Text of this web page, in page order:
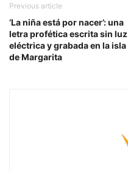
Previous article
‘La niña está por nacer’: una
letra profética escrita sin luz
eléctrica y grabada en la isla
de Margarita